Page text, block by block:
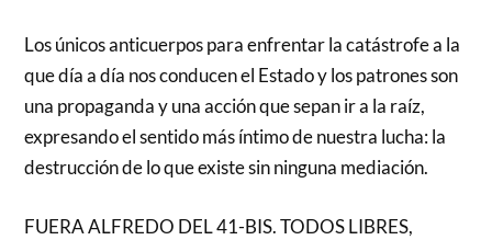
Los únicos anticuerpos para enfrentar la catástrofe a la
que día a día nos conducen el Estado y los patrones son
una propaganda y una acción que sepan ir a la raíz,
expresando el sentido más íntimo de nuestra lucha: la
destrucción de lo que existe sin ninguna mediación.
FUERA ALFREDO DEL 41-BIS. TODOS LIBRES,